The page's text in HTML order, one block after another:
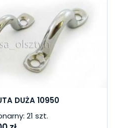
DUŻA 10950
21 szt.